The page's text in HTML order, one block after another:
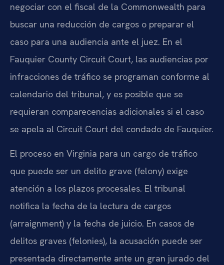
negociar con el fiscal de la Commonwealth para
buscar una reducción de cargos o preparar el
caso para una audiencia ante el juez. En el
Fauquier County Circuit Court, las audiencias por
infracciones de tráfico se programan conforme al
calendario del tribunal, y es posible que se
requieran comparecencias adicionales si el caso
se apela al Circuit Court del condado de Fauquier.
El proceso en Virginia para un cargo de tráfico
que puede ser un delito grave (felony) exige
atención a los plazos procesales. El tribunal
notifica la fecha de la lectura de cargos
(arraignment) y la fecha de juicio. En casos de
delitos graves (felonies), la acusación puede ser
presentada directamente ante un gran jurado del